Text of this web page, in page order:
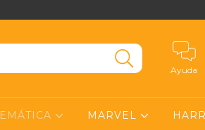
Ayuda
MARVEL